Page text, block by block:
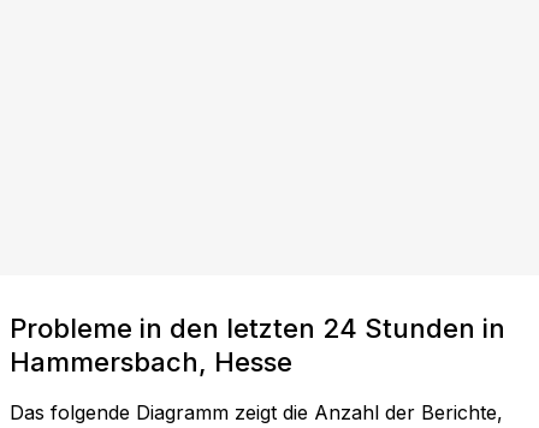
Probleme in den letzten 24 Stunden in
Hammersbach, Hesse
Das folgende Diagramm zeigt die Anzahl der Berichte,